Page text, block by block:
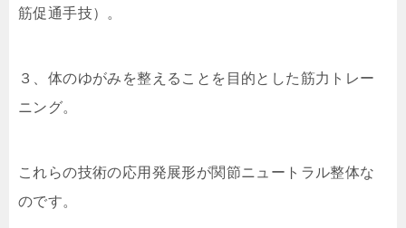
筋促通手技）。
３、体のゆがみを整えることを目的とした筋力トレー
ニング。
これらの技術の応用発展形が関節ニュートラル整体な
のです。